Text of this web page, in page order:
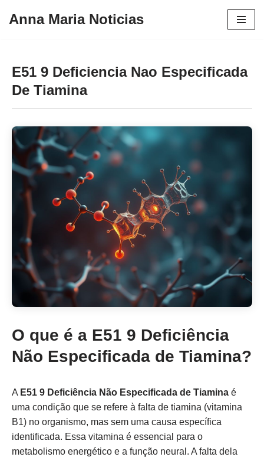
conteúdo
Anna Maria Noticias
E51 9 Deficiencia Nao Especificada
De Tiamina
O que é a E51 9 Deficiência
Não Especificada de Tiamina?
A E51 9 Deficiência Não Especificada de Tiamina é
uma condição que se refere à falta de tiamina (vitamina
B1) no organismo, mas sem uma causa específica
identificada. Essa vitamina é essencial para o
metabolismo energético e a função neural. A falta dela